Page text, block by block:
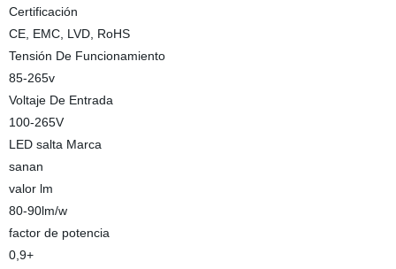
Certificación
CE, EMC, LVD, RoHS
Tensión De Funcionamiento
85-265v
Voltaje De Entrada
100-265V
LED salta Marca
sanan
valor lm
80-90lm/w
factor de potencia
0,9+